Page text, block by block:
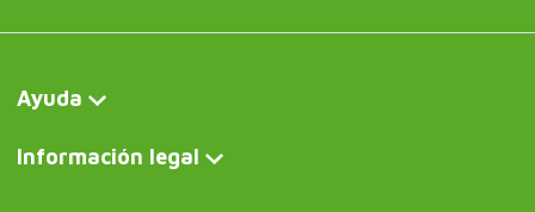
Ayuda
Información legal